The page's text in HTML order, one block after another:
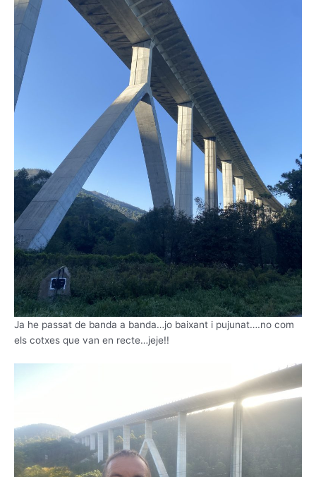
Ja he passat de banda a banda…jo baixant i pujunat….no com
els cotxes que van en recte…jeje!!